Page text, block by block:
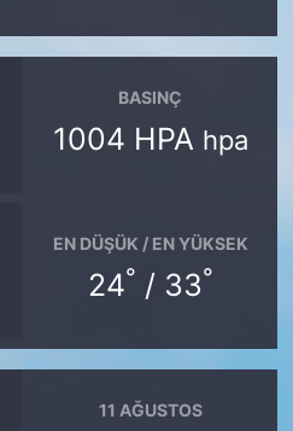
BASINÇ
1004 HPA hpa
EN DÜŞÜK / EN YÜKSEK
24° / 33°
11 AĞUSTOS